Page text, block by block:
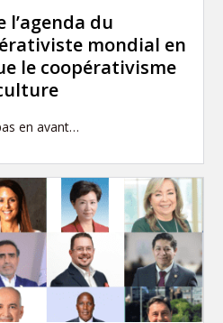
l’agenda du
mondial en
le coopérativisme
en avant…